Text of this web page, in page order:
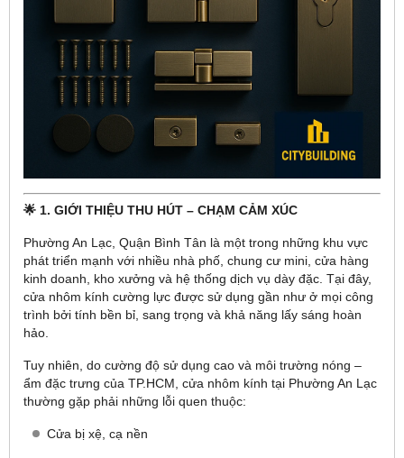
🌟 1. GIỚI THIỆU THU HÚT – CHẠM CẢM XÚC
Phường An Lạc, Quận Bình Tân là một trong những khu vực
phát triển mạnh với nhiều nhà phố, chung cư mini, cửa hàng
kinh doanh, kho xưởng và hệ thống dịch vụ dày đặc. Tại đây,
cửa nhôm kính cường lực được sử dụng gần như ở mọi công
trình bởi tính bền bỉ, sang trọng và khả năng lấy sáng hoàn
hảo.
Tuy nhiên, do cường độ sử dụng cao và môi trường nóng –
ẩm đặc trưng của TP.HCM, cửa nhôm kính tại Phường An Lạc
thường gặp phải những lỗi quen thuộc:
Cửa bị xệ, cạ nền